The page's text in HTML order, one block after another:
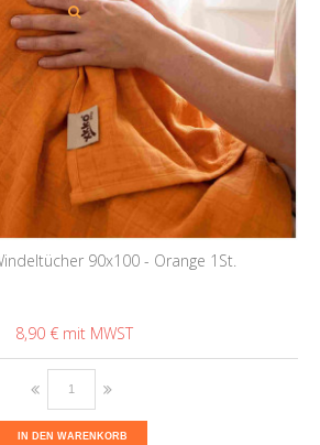
90x100 - Orange 1St.
8,90 €
IN DEN WARENKORB